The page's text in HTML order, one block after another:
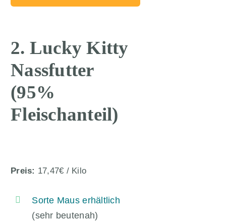
2. Lucky Kitty
Nassfutter
(95%
Fleischanteil)
Preis: 17,47€ / Kilo
Sorte Maus erhältlich
(sehr beutenah)